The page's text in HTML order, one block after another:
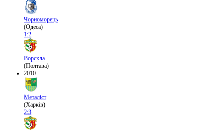
Чорноморець
(Одеса)
1:2
Ворскла
(Полтава)
2010
Металіст
(Харків)
2:3